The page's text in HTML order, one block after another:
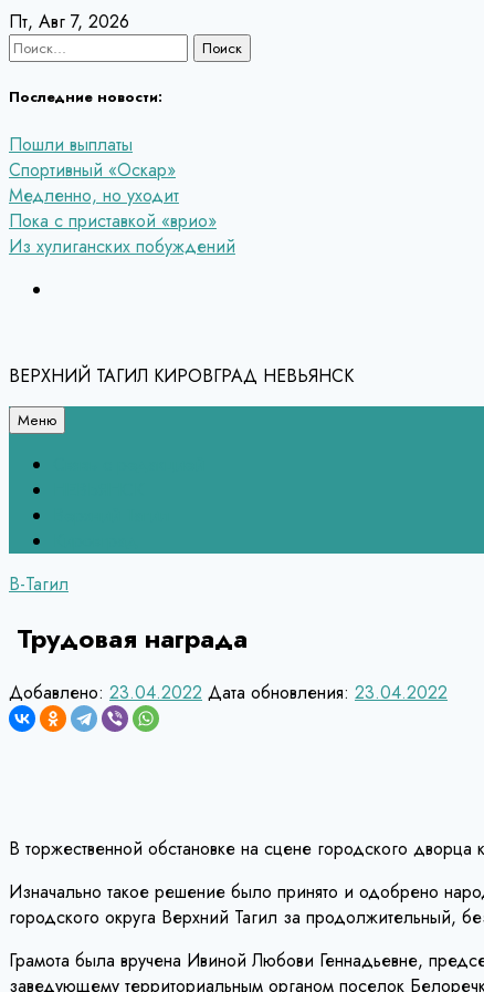
Перейти
к
Пт, Авг 7, 2026
Найти:
Последние новости:
Пошли выплаты
Спортивный «Оскар»
Медленно, но уходит
Пока с приставкой «врио»
Из хулиганских побуждений
ВЕРХНИЙ ТАГИЛ КИРОВГРАД НЕВЬЯНСК
Меню
В-Тагил
Трудовая награда
Добавлено: 23.04.2022 Дата обновления: 23.04.2022
В торжественной обстановке на сцене городского
Изначально такое решение было принято и одобрено
городского округа Верхний Тагил за продолжительный,
Грамота была вручена Ивиной Любови Геннадьевне,
заведующему территориальным органом поселок